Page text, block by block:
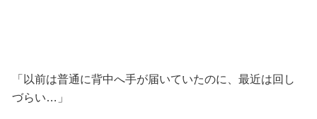
「以前は普通に背中へ手が届いていたのに、最近は回し
づらい…」